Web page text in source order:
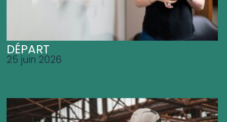
DÉPART
25 juin 2026